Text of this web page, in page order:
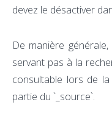
devez le désactiver
De manière
servant pas à la
consultable lors de
partie du `_source`.